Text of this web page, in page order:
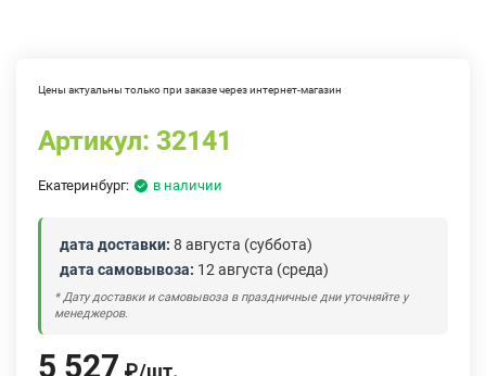
Цены актуальны только при заказе через интернет-магазин
Артикул: 32141
Екатеринбург: в наличии
дата доставки: 8 августа (суббота)
дата самовывоза: 12 августа (среда)
* Дату доставки и самовывоза в праздничные дни уточняйте у
менеджеров.
5 527 ₽/шт.